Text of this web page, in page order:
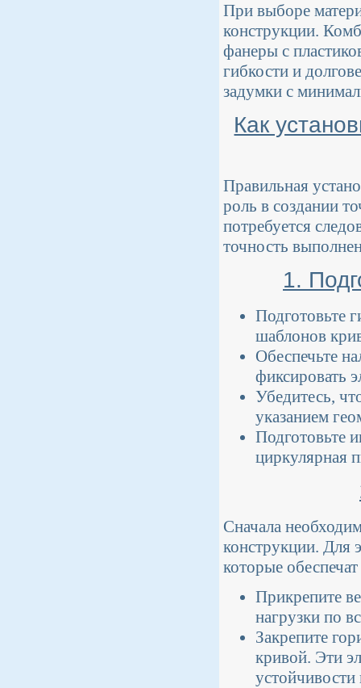
При выборе
конструкции.
фанеры с
гибкости и
задумки с
Как
Правильная
роль в создании
потребуется
точность
1.
Подготовьте
шаблонов
Обеспечьте
фиксировать
Убедитесь,
указанием
Подготовьте
циркулярная
Сначала
конструкции. Для
которые
Прикрепите
нагрузки по
Закрепите
кривой. Эти
устойчивости